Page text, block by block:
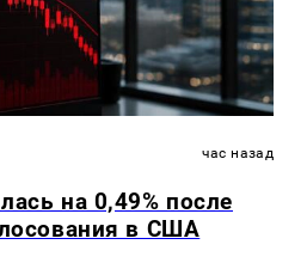
час назад
на 0,49% после
в США